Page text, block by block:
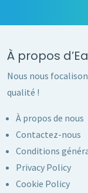
À propos
Nous nous
qualité !
À propos de nous
Contactez-nous
Conditions
Privacy Policy
Cookie Policy